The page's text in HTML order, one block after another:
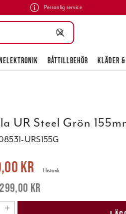
Personlig service
BÅTTILLBEHÖR KLÄDER
UR Steel Grön
URS155G
pris: 1 649,00 kr
kr
kr
Historik